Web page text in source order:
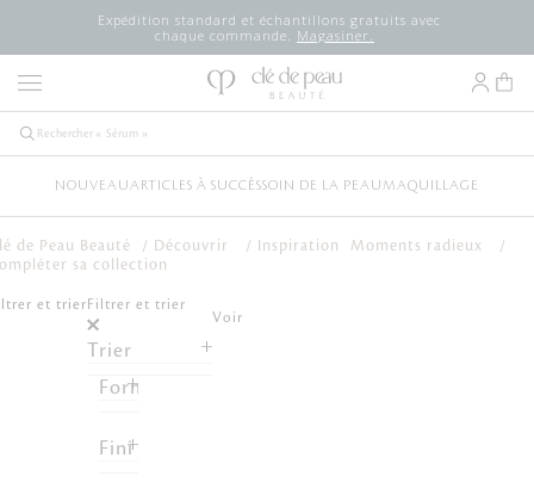
Expédition standard et échantillons gratuits avec
chaque commande. Magasiner.
NOUVEAUARTICLES À SUCCÈSSOIN DE LA PEAUMAQUILLAGE
de Peau Beauté Découvrir Inspiration
Moments radieux
sa collection
et trier Filtrer et trier
Trier
Formule
Fini
Voir